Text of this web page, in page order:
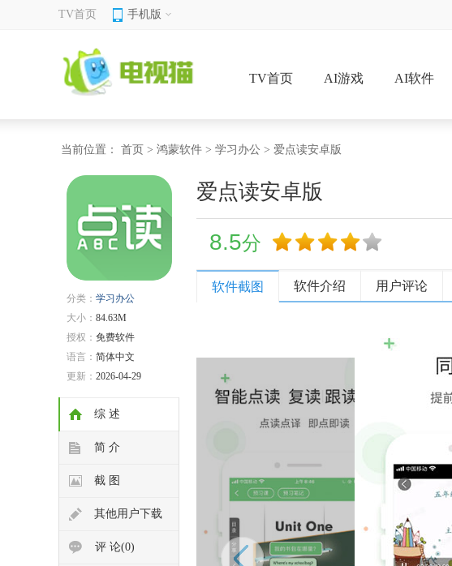
TV首页 手机版
TV首页 AI游戏 AI软件
当前位置： 首页 > 鸿蒙软件 > 学习办公 > 爱点读安卓版
分类： 学习办公
大小： 84.63M
授权： 免费软件
语言： 简体中文
更新： 2026-04-29
综 述
简 介
截 图
其他用户下载
评 论(0)
爱点读安卓版
8.5分
软件截图 软件介绍 用户评论